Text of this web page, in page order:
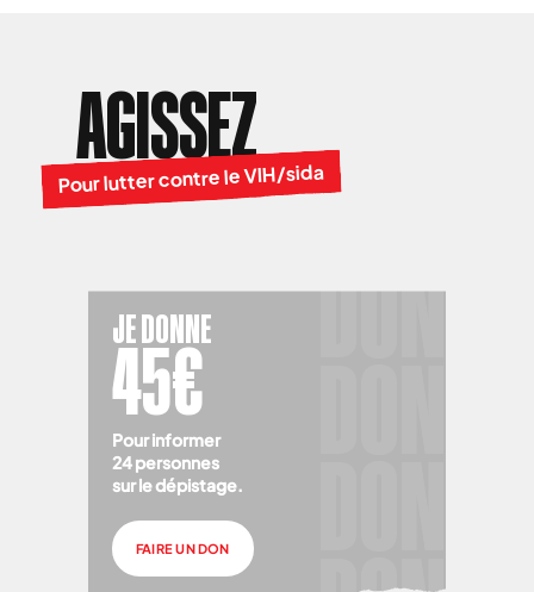
AGISSEZ
Pour lutter contre le VIH/sida
JE DONNE
45€
Pour informer
24 personnes
sur le dépistage.
FAIRE UN DON